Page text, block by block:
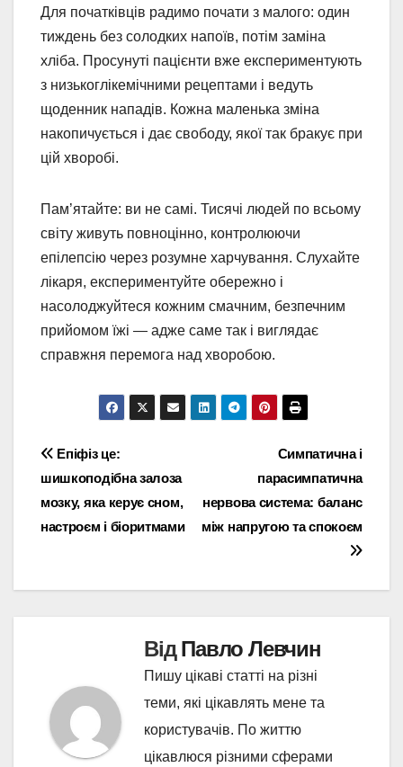
Для початківців радимо почати з малого: один
тиждень без солодких напоїв, потім заміна
хліба. Просунуті пацієнти вже експериментують
з низькоглікемічними рецептами і ведуть
щоденник нападів. Кожна маленька зміна
накопичується і дає свободу, якої так бракує при
цій хворобі.
Пам’ятайте: ви не самі. Тисячі людей по всьому
світу живуть повноцінно, контролюючи
епілепсію через розумне харчування. Слухайте
лікаря, експериментуйте обережно і
насолоджуйтеся кожним смачним, безпечним
прийомом їжі — адже саме так і виглядає
справжня перемога над хворобою.
Навігація
записів
Симпатична і
парасимпатична
нервова система: баланс
між напругою та спокоєм
Епіфіз це:
шишкоподібна залоза
мозку, яка керує сном,
настроєм і біоритмами
ВідПавло Левчин
Пишу цікаві статті на різні
теми, які цікавлять мене та
користувачів. По життю
цікавлюся різними сферами